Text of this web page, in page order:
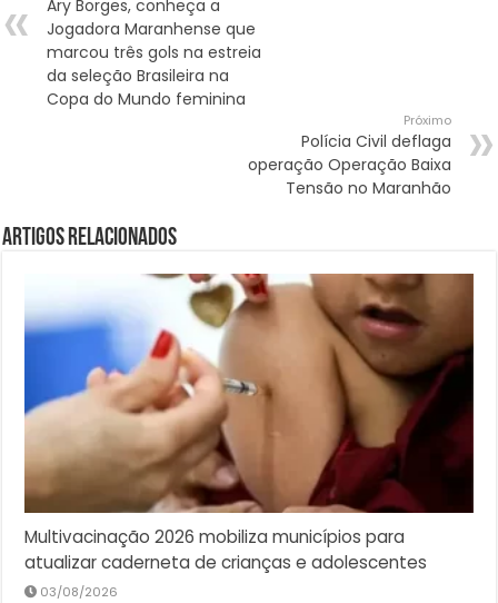
Ary Borges, conheça a
Jogadora Maranhense que
marcou três gols na estreia
da seleção Brasileira na
Copa do Mundo feminina
Próximo
Polícia Civil deflaga
operação Operação Baixa
Tensão no Maranhão
Artigos Relacionados
Multivacinação 2026 mobiliza municípios para
atualizar caderneta de crianças e adolescentes
03/08/2026